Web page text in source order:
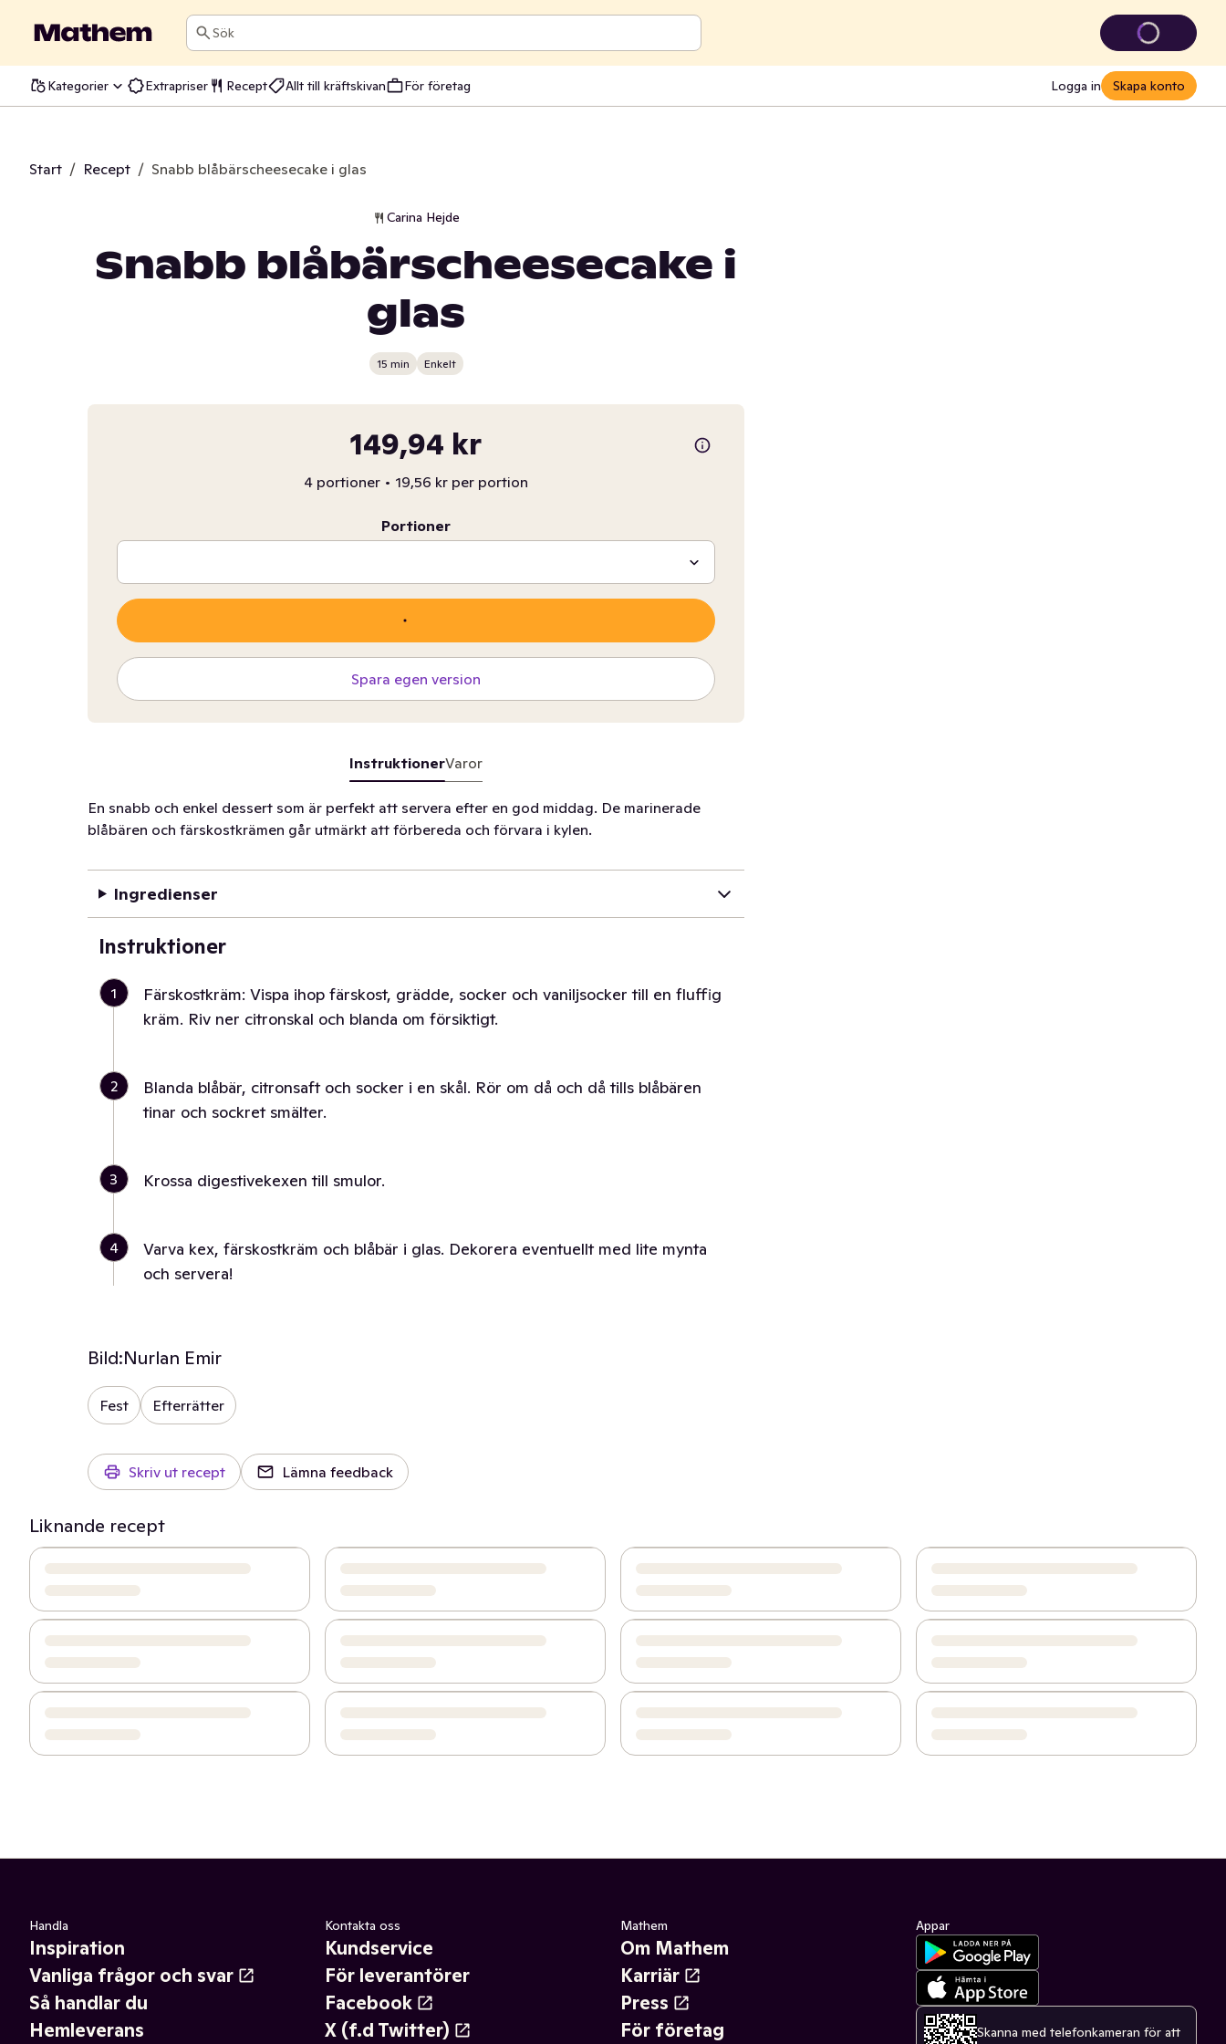
Sök
Kategorier Extrapriser Recept Allt till kräftskivan För företag Logga in Skapa konto
Start / Recept / Snabb blåbärscheesecake i glas
Carina Hejde
Snabb blåbärscheesecake i
glas
15 min Enkelt
149,94 kr
4 portioner • 19,56 kr per portion
Portioner
Spara egen version
InstruktionerVaror
En snabb och enkel dessert som är perfekt att servera efter en god middag. De marinerade
blåbären och färskostkrämen går utmärkt att förbereda och förvara i kylen.
Ingredienser
Instruktioner
1
Färskostkräm: Vispa ihop färskost, grädde, socker och vaniljsocker till en fluffig
kräm. Riv ner citronskal och blanda om försiktigt.
2
Blanda blåbär, citronsaft och socker i en skål. Rör om då och då tills blåbären
tinar och sockret smälter.
3 Krossa digestivekexen till smulor.
4
Varva kex, färskostkräm och blåbär i glas. Dekorera eventuellt med lite mynta
och servera!
Bild:Nurlan Emir
Fest Efterrätter
Skriv ut recept Lämna feedback
Liknande recept
Handla
Inspiration
Vanliga frågor och svar
Så handlar du
Hemleverans
Kontakta oss
Kundservice
För leverantörer
Facebook
X (f.d Twitter)
Mathem
Om Mathem
Karriär
Press
För företag
Appar
Skanna med telefonkameran för att